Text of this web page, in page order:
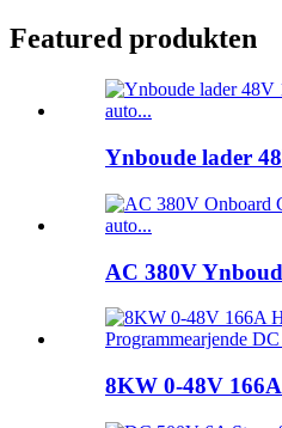
Featured produkten
Ynboude lader
AC 380V
8KW 0-48V